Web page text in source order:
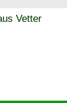
Vetter